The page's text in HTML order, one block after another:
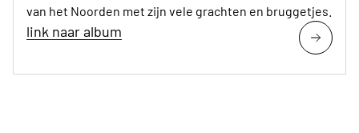
van het Noorden met zijn vele grachten en bruggetjes.
link naar album